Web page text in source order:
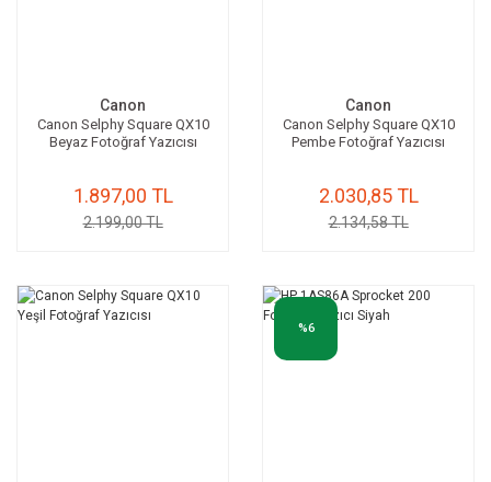
Canon
Canon Selphy Square QX10
Beyaz Fotoğraf Yazıcısı
1.897,00 TL
2.199,00 TL
Canon
Canon Selphy Square QX10
Pembe Fotoğraf Yazıcısı
2.030,85 TL
2.134,58 TL
%6